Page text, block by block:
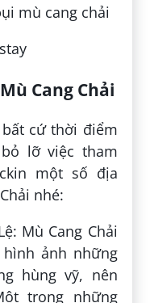
Cang Chải
cứ thời điểm
lỡ việc tham
một số địa
nhé:
Mù Cang Chải
ảnh những
hùng vỹ, nên
trong những